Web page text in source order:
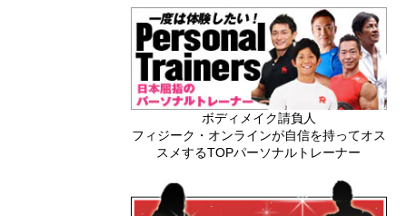
ボディメイク請負人
フィジーク・オンラインが自信を持ってオス
スメするTOPパーソナルトレーナー